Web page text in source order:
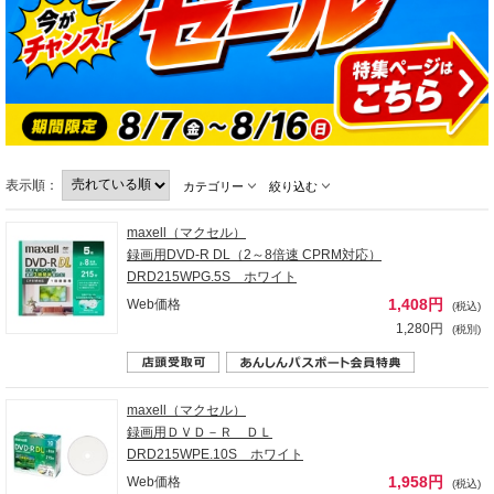
表示順： カテゴリー 絞り込む
maxell（マクセル）
録画用DVD-R DL（2～8倍速 CPRM対応）
DRD215WPG.5S ホワイト
Web価格
1,408円 (税込)
1,280円 (税別)
maxell（マクセル）
録画用ＤＶＤ－Ｒ ＤＬ
DRD215WPE.10S ホワイト
Web価格
1,958円 (税込)